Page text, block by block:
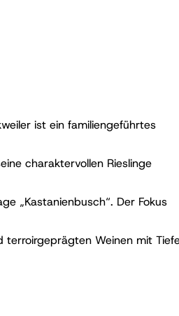
ist ein familiengeführtes
charaktervollen Rieslinge
„Kastanienbusch“. Der Fokus
terroirgeprägten Weinen mit